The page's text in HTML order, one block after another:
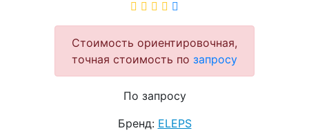
Стоимость ориентировочная,
точная стоимость по запросу
По запросу
Бренд: ELEPS